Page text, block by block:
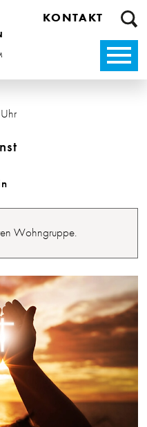
KONTAKT
Wohngruppe.